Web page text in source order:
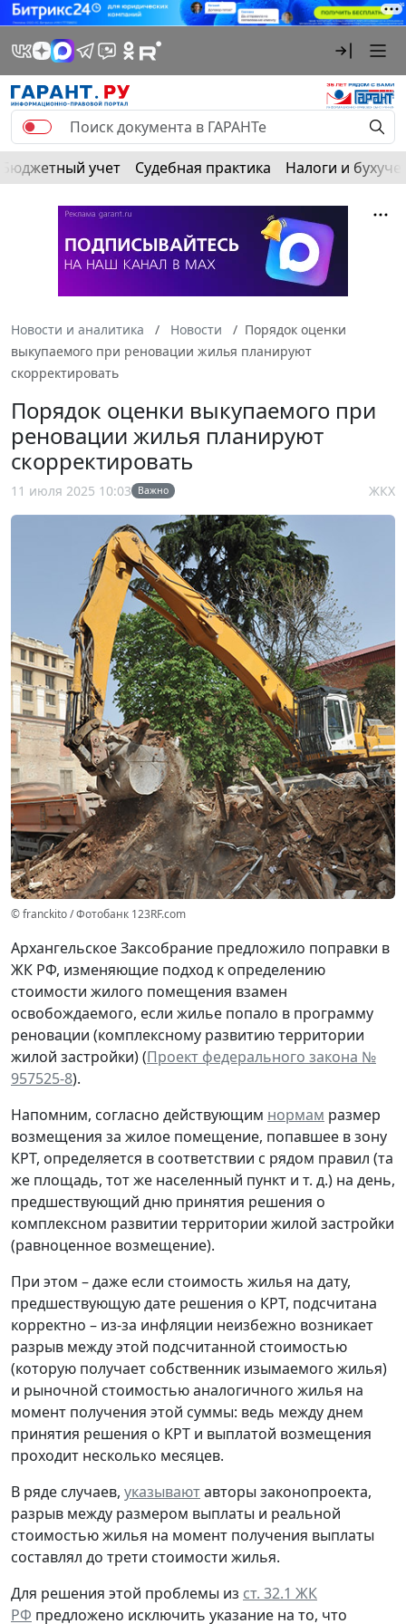
Бюджетный учет Судебная практика Налоги и
Новости и аналитика Новости
Порядок оценки
выкупаемого при реновации жилья планируют
скорректировать
Порядок оценки выкупаемого при
реновации жилья планируют
скорректировать
11 июля 2025 10:03 Важно ЖКХ
© franckito / Фотобанк 123RF.com
Архангельское Заксобрание предложило поправки в
ЖК РФ, изменяющие подход к определению
стоимости жилого помещения взамен
освобождаемого, если жилье попало в программу
реновации (комплексному развитию территории
жилой застройки) (Проект федерального закона №
957525-8).
Напомним, согласно действующим нормам размер
возмещения за жилое помещение, попавшее в зону
КРТ, определяется в соответствии с рядом правил (та
же площадь, тот же населенный пункт и т. д.) на день,
предшествующий дню принятия решения о
комплексном развитии территории жилой застройки
(равноценное возмещение).
При этом – даже если стоимость жилья на дату,
предшествующую дате решения о КРТ, подсчитана
корректно – из-за инфляции неизбежно возникает
разрыв между этой подсчитанной стоимостью
(которую получает собственник изымаемого жилья)
и рыночной стоимостью аналогичного жилья на
момент получения этой суммы: ведь между днем
принятия решения о КРТ и выплатой возмещения
проходит несколько месяцев.
В ряде случаев, указываютавторы законопроекта,
разрыв между размером выплаты и реальной
стоимостью жилья на момент получения выплаты
составлял до трети стоимости жилья.
Для решения этой проблемы из ст. 32.1 ЖК
РФ предложено исключить указание на то, что